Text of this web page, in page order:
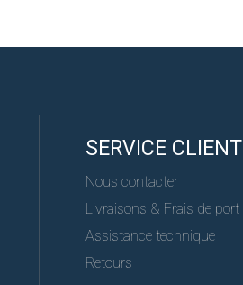
SERVICE CLIENT
Nous contacter
Livraisons & Frais de port
Assistance technique
Retours